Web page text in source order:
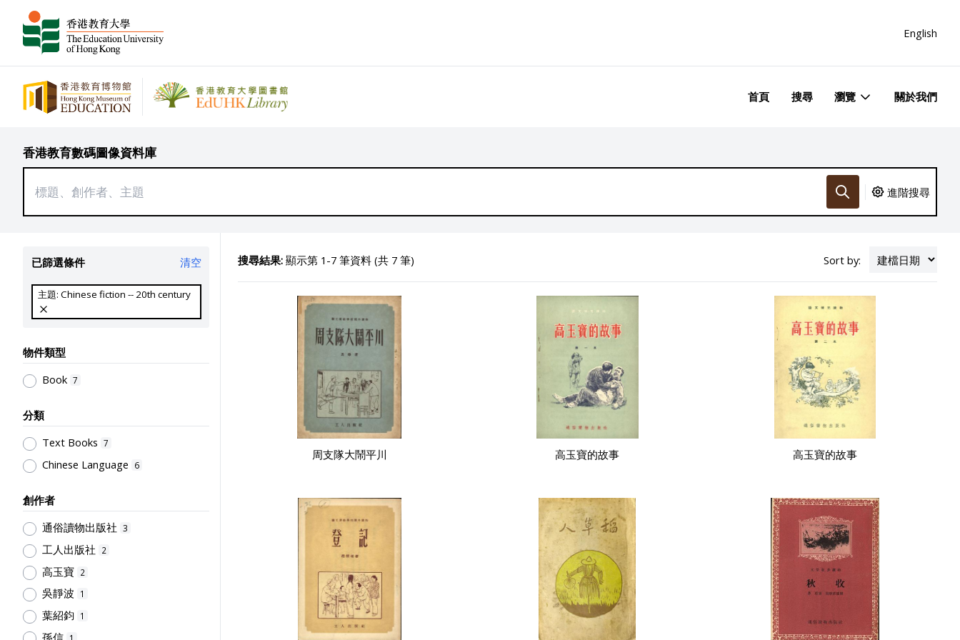
English
首頁 搜尋 瀏覽 關於我們
香港教育數碼圖像資料庫
進階搜尋
已篩選條件 清空
主題: Chinese fiction -- 20th century
物件類型
Book 7
分類
Text Books 7
Chinese Language 6
創作者
通俗讀物出版社 3
工人出版社 2
高玉寶 2
吳靜波 1
葉紹鈞 1
孫信 1
搜尋結果:顯示第 1-7 筆資料 (共 7 筆) Sort by:
周支隊大鬧平川 高玉寶的故事 高玉寶的故事